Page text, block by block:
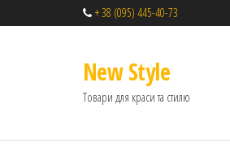
+ 38 (095) 445-40-73
New Style
Товари для краси та стилю